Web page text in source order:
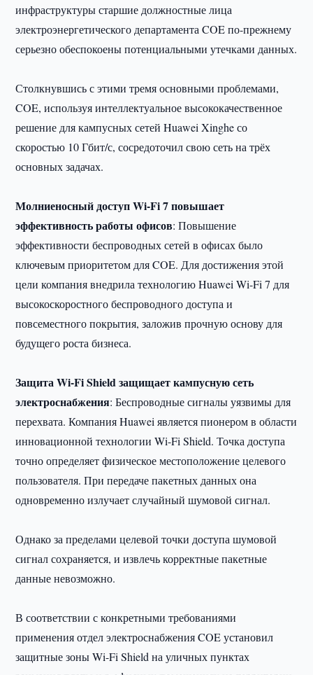
инфраструктуры старшие должностные лица
электроэнергетического департамента COE по-прежнему
серьезно обеспокоены потенциальными утечками данных.
Столкнувшись с этими тремя основными проблемами,
COE, используя интеллектуальное высококачественное
решение для кампусных сетей Huawei Xinghe со
скоростью 10 Гбит/с, сосредоточил свою сеть на трёх
основных задачах.
Молниеносный доступWi-Fi7 повышает
эффективность работы офисов: Повышение
эффективности беспроводных сетей в офисах было
ключевым приоритетом для COE. Для достижения этой
цели компания внедрила технологию Huawei Wi-Fi 7 для
высокоскоростного беспроводного доступа и
повсеместного покрытия, заложив прочную основу для
будущего роста бизнеса.
ЗащитаWi-FiShieldзащищает кампусную сеть
электроснабжения: Беспроводные сигналы уязвимы для
перехвата. Компания Huawei является пионером в области
инновационной технологии Wi-Fi Shield. Точка доступа
точно определяет физическое местоположение целевого
пользователя. При передаче пакетных данных она
одновременно излучает случайный шумовой сигнал.
Однако за пределами целевой точки доступа шумовой
сигнал сохраняется, и извлечь корректные пакетные
данные невозможно.
В соответствии с конкретными требованиями
применения отдел электроснабжения COE установил
защитные зоны Wi-Fi Shield на уличных пунктах